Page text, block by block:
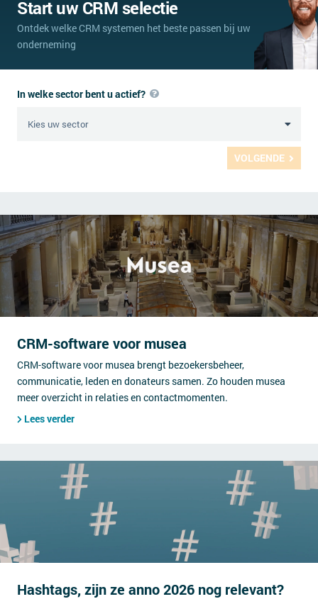
Start uw CRM selectie
Ontdek welke CRM systemen het beste passen bij uw
onderneming
VOLGENDE
In welke sector bent u actief?
CRM-software voor musea
CRM-software voor musea brengt bezoekersbeheer,
communicatie, leden en donateurs samen. Zo houden musea
meer overzicht in relaties en contactmomenten.
Lees verder
Hashtags, zijn ze anno 2026 nog relevant?